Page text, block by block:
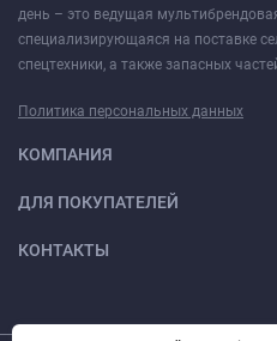
день – это ведущая
специализирующаяся на поставке
спецтехники, а также запасных
Политика персональных данных
КОМПАНИЯ
ДЛЯ ПОКУПАТЕЛЕЙ
КОНТАКТЫ